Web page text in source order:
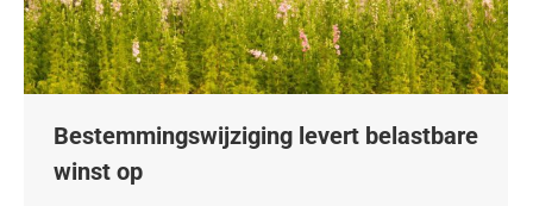
Bestemmingswijziging levert belastbare
winst op